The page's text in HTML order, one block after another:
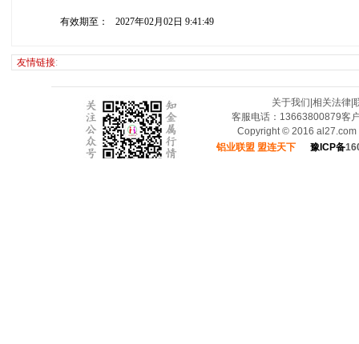
有效期至： 2027年02月02日 9:41:49
友情链接:
关于我们 相关法律|
客服电话：13663800879客
Copyright © 2016
铝业联盟 盟连天下
豫ICP备